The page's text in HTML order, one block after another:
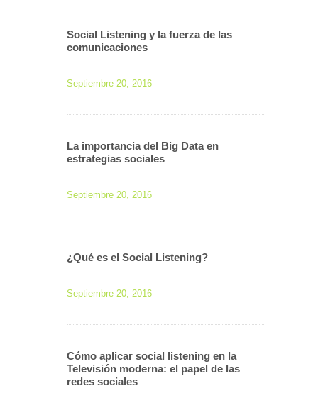
Social Listening y la fuerza de las
comunicaciones
Septiembre 20, 2016
La importancia del Big Data en
estrategias sociales
Septiembre 20, 2016
¿Qué es el Social Listening?
Septiembre 20, 2016
Cómo aplicar social listening en la
Televisión moderna: el papel de las
redes sociales